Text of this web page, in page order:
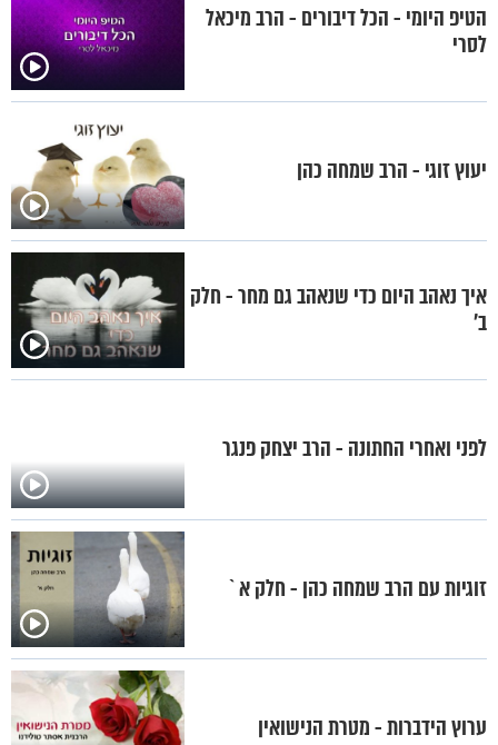
הטיפ היומי - הכל דיבורים - הרב מיכאל
לסרי
יעוץ זוגי - הרב שמחה כהן
איך נאהב היום כדי שנאהב גם מחר - חלק
ב’
לפני ואחרי החתונה - הרב יצחק פנגר
זוגיות עם הרב שמחה כהן - חלק א`
ערוץ הידברות - מטרת הנישואין